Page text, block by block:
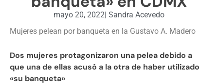
mayo 20, 2022| Sandra Acevedo
Mujeres pelean por banqueta en la Gustavo A. Madero
Dos mujeres protagonizaron una pelea debido a
que una de ellas acusó a la otra de haber utilizado
«su banqueta»